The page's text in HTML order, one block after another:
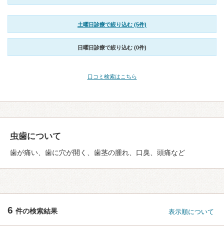
土曜日診療で絞り込む (5件)
日曜日診療で絞り込む (0件)
口コミ検索はこちら
虫歯について
歯が痛い、歯に穴が開く、歯茎の腫れ、口臭、頭痛など
6 件の検索結果 表示順について